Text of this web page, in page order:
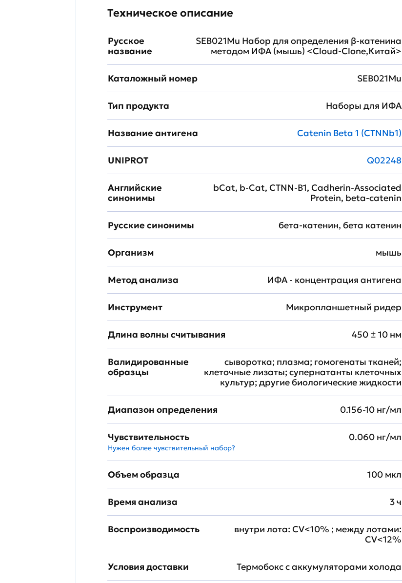
Техническое описание
Русское
название
SEB021Mu Набор для определения β-катенина
методом ИФА (мышь) <Cloud-Clone,Китай>
Каталожный номер SEB021Mu
Тип продукта Наборы для ИФА
Название антигена Catenin Beta 1 (CTNNb1)
UNIPROT Q02248
Английские
синонимы
bCat, b-Cat, CTNN-B1, Cadherin-Associated
Protein, beta-catenin
Русские синонимы бета-катенин, бета катенин
Организм мышь
Метод анализа ИФА - концентрация антигена
Инструмент Микропланшетный ридер
Длина волны считывания 450 ± 10 нм
Валидированные
образцы
сыворотка; плазма; гомогенаты тканей;
клеточные лизаты; супернатанты клеточных
культур; другие биологические жидкости
Диапазон определения 0.156-10 нг/мл
Чувствительность
Нужен более чувствительный набор?
0.060 нг/мл
Объем образца 100 мкл
Время анализа 3 ч
Воспроизводимость
внутри лота: CV<10% ; между лотами:
CV<12%
Условия доставки Термобокс с аккумуляторами холода